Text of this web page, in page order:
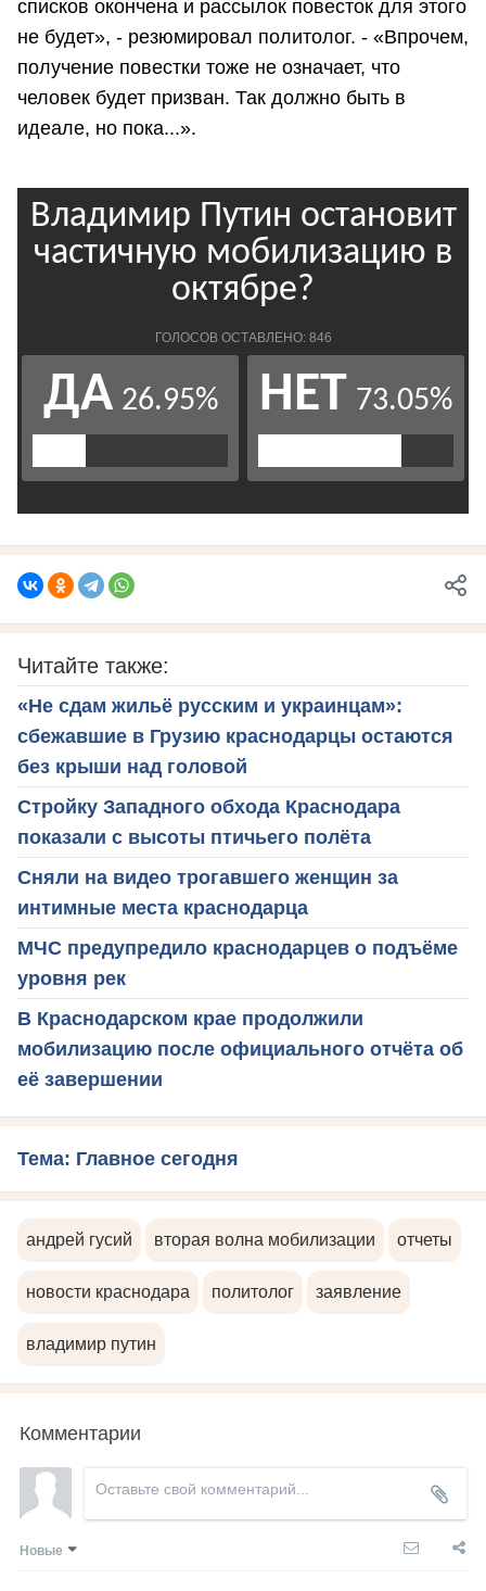
списков окончена и рассылок повесток для этого
не будет», - резюмировал политолог. - «Впрочем,
получение повестки тоже не означает, что
человек будет призван. Так должно быть в
идеале, но пока...».
Читайте также:
«Не сдам жильё русским и украинцам»:
сбежавшие в Грузию краснодарцы остаются
без крыши над головой
Стройку Западного обхода Краснодара
показали с высоты птичьего полёта
Сняли на видео трогавшего женщин за
интимные места краснодарца
МЧС предупредило краснодарцев о подъёме
уровня рек
В Краснодарском крае продолжили
мобилизацию после официального отчёта об
её завершении
Тема: Главное сегодня
андрей гусий вторая волна мобилизации отчеты
новости краснодара политолог заявление
владимир путин
Комментарии
Новые